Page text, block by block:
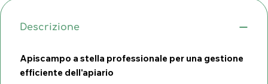
Descrizione
Apiscampo a stella professionale per una gestione
efficiente dell'apiario